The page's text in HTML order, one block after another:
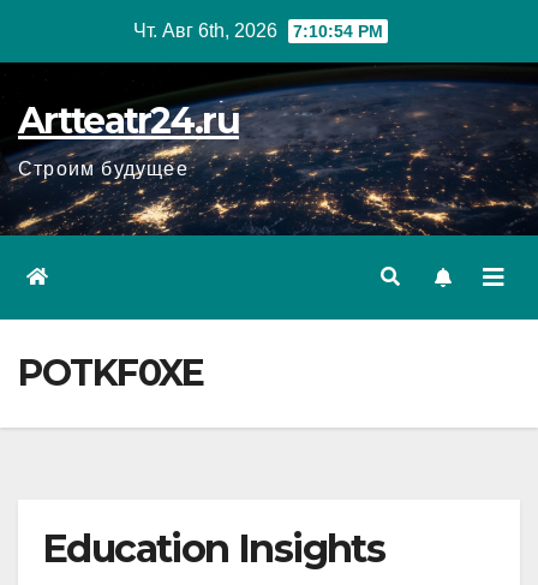
Чт. Авг 6th, 2026 7:10:56 PM
Artteatr24.ru
Строим будущее
POTKF0XE
Education Insights